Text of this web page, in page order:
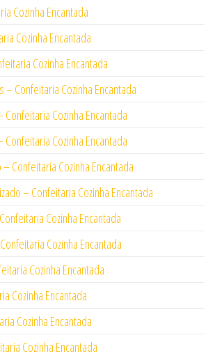
Cozinha Encantada
Cozinha Encantada
Cozinha Encantada
– Confeitaria Cozinha Encantada
Cozinha Encantada
Cozinha Encantada
Confeitaria Cozinha Encantada
– Confeitaria Cozinha Encantada
Cozinha Encantada
Cozinha Encantada
Cozinha Encantada
Cozinha Encantada
Cozinha Encantada
Cozinha Encantada